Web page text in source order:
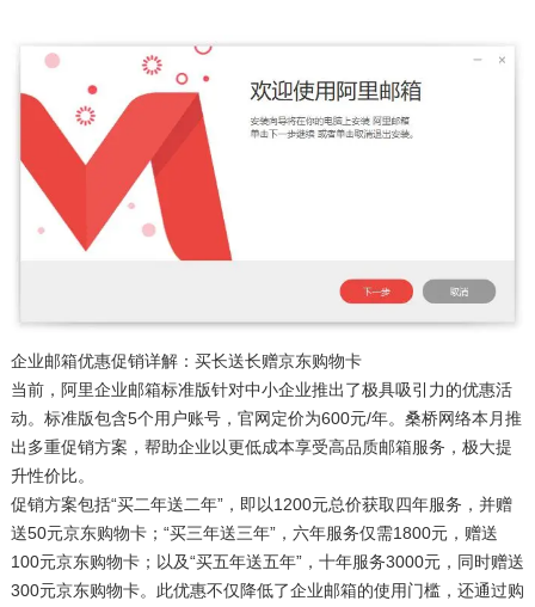
企业邮箱优惠促销详解：买长送长赠京东购物卡
当前，阿里企业邮箱标准版针对中小企业推出了极具吸引力的优惠活
动。标准版包含5个用户账号，官网定价为600元/年。桑桥网络本月推
出多重促销方案，帮助企业以更低成本享受高品质邮箱服务，极大提
升性价比。
促销方案包括“买二年送二年”，即以1200元总价获取四年服务，并赠
送50元京东购物卡；“买三年送三年”，六年服务仅需1800元，赠送
100元京东购物卡；以及“买五年送五年”，十年服务3000元，同时赠送
300元京东购物卡。此优惠不仅降低了企业邮箱的使用门槛，还通过购